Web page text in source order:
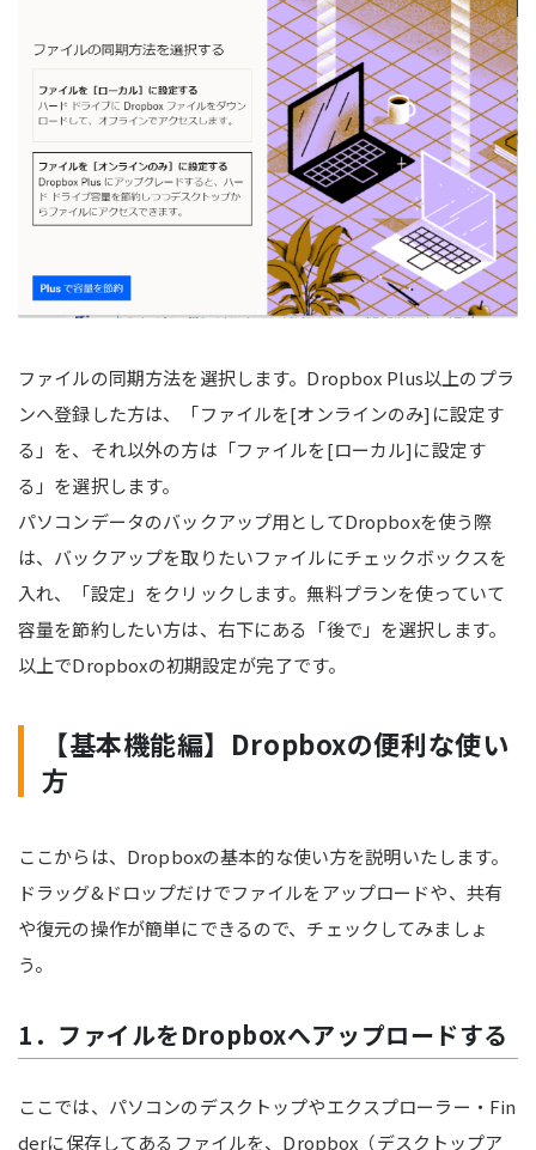
ファイルの同期方法を選択します。Dropbox Plus以上のプラ
ンへ登録した方は、「ファイルを[オンラインのみ]に設定す
る」を、それ以外の方は「ファイルを[ローカル]に設定す
る」を選択します。
パソコンデータのバックアップ用としてDropboxを使う際
は、バックアップを取りたいファイルにチェックボックスを
入れ、「設定」をクリックします。無料プランを使っていて
容量を節約したい方は、右下にある「後で」を選択します。
以上でDropboxの初期設定が完了です。
【基本機能編】Dropboxの便利な使い
方
ここからは、Dropboxの基本的な使い方を説明いたします。
ドラッグ&ドロップだけでファイルをアップロードや、共有
や復元の操作が簡単にできるので、チェックしてみましょ
う。
1．ファイルをDropboxへアップロードする
ここでは、パソコンのデスクトップやエクスプローラー・Fin
derに保存してあるファイルを、Dropbox（デスクトップア